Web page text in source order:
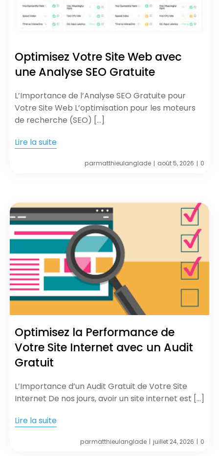
Optimisez Votre Site Web avec
une Analyse SEO Gratuite
L’Importance de l’Analyse SEO Gratuite pour
Votre Site Web L’optimisation pour les moteurs
de recherche (SEO) […]
Lire la suite
parmatthieulanglade | août 5, 2026 | 0
Optimisez la Performance de
Votre Site Internet avec un Audit
Gratuit
L’Importance d’un Audit Gratuit de Votre Site
Internet De nos jours, avoir un site internet est […]
Lire la suite
parmatthieulanglade | juillet 24, 2026 | 0